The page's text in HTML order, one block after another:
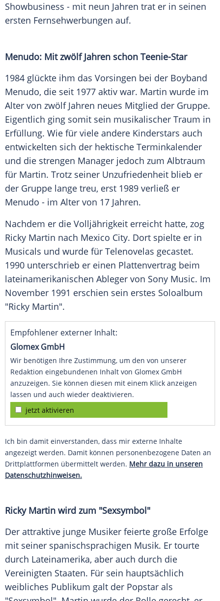
Showbusiness - mit neun Jahren trat er in seinen
ersten Fernsehwerbungen auf.
Menudo: Mit zwölf Jahren schon Teenie-Star
1984 glückte ihm das Vorsingen bei der Boyband
Menudo, die seit 1977 aktiv war. Martin wurde im
Alter von zwölf Jahren neues Mitglied der Gruppe.
Eigentlich ging somit sein musikalischer Traum in
Erfüllung. Wie für viele andere Kinderstars auch
entwickelten sich der hektische Terminkalender
und die strengen Manager jedoch zum Albtraum
für Martin. Trotz seiner Unzufriedenheit blieb er
der Gruppe lange treu, erst 1989 verließ er
Menudo - im Alter von 17 Jahren.
Nachdem er die Volljährigkeit erreicht hatte, zog
Ricky Martin nach Mexico City. Dort spielte er in
Musicals und wurde für Telenovelas gecastet.
1990 unterschrieb er einen Plattenvertrag beim
lateinamerikanischen Ableger von Sony Music. Im
November 1991 erschien sein erstes Soloalbum
"Ricky Martin".
Empfohlener externer Inhalt:
Glomex GmbH
Wir benötigen Ihre Zustimmung, um den von unserer
Redaktion eingebundenen Inhalt von Glomex GmbH
anzuzeigen. Sie können diesen mit einem Klick anzeigen
lassen und auch wieder deaktivieren.
jetzt aktivieren
Ich bin damit einverstanden, dass mir externe Inhalte
angezeigt werden. Damit können personenbezogene Daten an
Drittplattformen übermittelt werden. Mehr dazu in unseren
Datenschutzhinweisen.
Ricky Martin wird zum "Sexsymbol"
Der attraktive junge Musiker feierte große Erfolge
mit seiner spanischsprachigen Musik. Er tourte
durch Lateinamerika, aber auch durch die
Vereinigten Staaten. Für sein hauptsächlich
weibliches Publikum galt der Popstar als